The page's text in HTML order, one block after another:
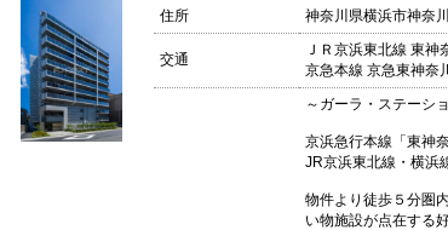
住所 神奈川県横浜市神奈
交通
ＪＲ京浜東北線 東
京急本線 京急東神
～ガーラ・ステーシ
京浜急行本線「東神
JR京浜東北線・横浜
物件より徒歩５分圏
い物施設が点在する